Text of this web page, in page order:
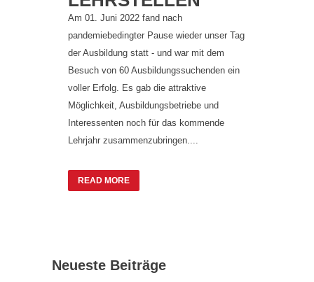
Am 01. Juni 2022 fand nach
pandemiebedingter Pause wieder unser Tag
der Ausbildung statt - und war mit dem
Besuch von 60 Ausbildungssuchenden ein
voller Erfolg. Es gab die attraktive
Möglichkeit, Ausbildungsbetriebe und
Interessenten noch für das kommende
Lehrjahr zusammenzubringen....
READ MORE
Neueste Beiträge